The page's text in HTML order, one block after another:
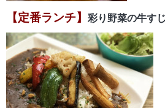
【定番ランチ】 彩り野菜の牛す